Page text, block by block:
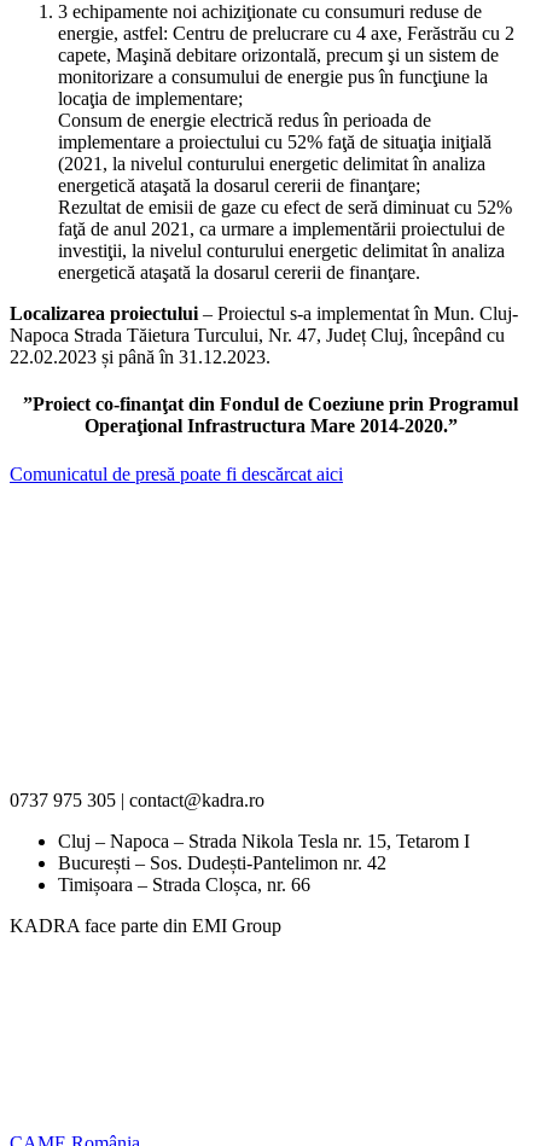
3 echipamente noi achiziţionate cu consumuri reduse de
energie, astfel: Centru de prelucrare cu 4 axe, Ferăstrău cu 2
capete, Maşină debitare orizontală, precum şi un sistem de
monitorizare a consumului de energie pus în funcţiune la
locaţia de implementare;
Consum de energie electrică redus în perioada de
implementare a proiectului cu 52% faţă de situaţia iniţială
(2021, la nivelul conturului energetic delimitat în analiza
energetică ataşată la dosarul cererii de finanţare;
Rezultat de emisii de gaze cu efect de seră diminuat cu 52%
faţă de anul 2021, ca urmare a implementării proiectului de
investiţii, la nivelul conturului energetic delimitat în analiza
energetică ataşată la dosarul cererii de finanţare.
Localizarea proiectului – Proiectul s-a implementat în Mun. Cluj-
Napoca Strada Tăietura Turcului, Nr. 47, Județ Cluj, începând cu
22.02.2023 și până în 31.12.2023.
”Proiect co-finanţat din Fondul de Coeziune prin Programul
Operaţional Infrastructura Mare 2014-2020.”
Comunicatul de presă poate fi descărcat aici
0737 975 305 | contact@kadra.ro
Cluj – Napoca – Strada Nikola Tesla nr. 15, Tetarom I
București – Sos. Dudești-Pantelimon nr. 42
Timișoara – Strada Cloșca, nr. 66
KADRA face parte din EMI Group